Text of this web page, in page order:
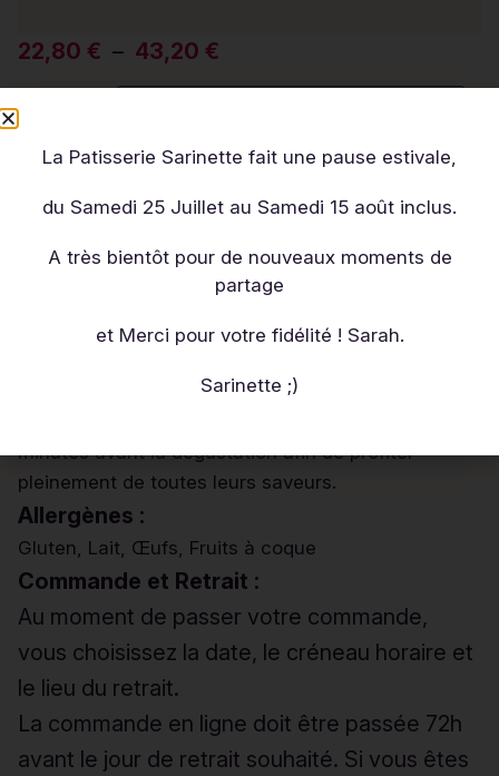
22,80 € – 43,20 €
Produit à conserver entre 0 et 3°C. Il est préférable
minutes avant la dégustation afin de profiter
pleinement de toutes leurs saveurs.
Allergènes :
Gluten, Lait, Œufs, Fruits à coque
Commande et Retrait :
Au moment de passer votre commande,
vous choisissez la date, le créneau horaire et
le lieu du retrait.
La commande en ligne doit être passée 72h
avant le jour de retrait souhaité. Si vous êtes
La Patisserie Sarinette fait une pause estivale,
du Samedi 25 Juillet au Samedi 15 août inclus.
A très bientôt pour de nouveaux moments de
partage
et Merci pour votre fidélité ! Sarah.
Sarinette ;)